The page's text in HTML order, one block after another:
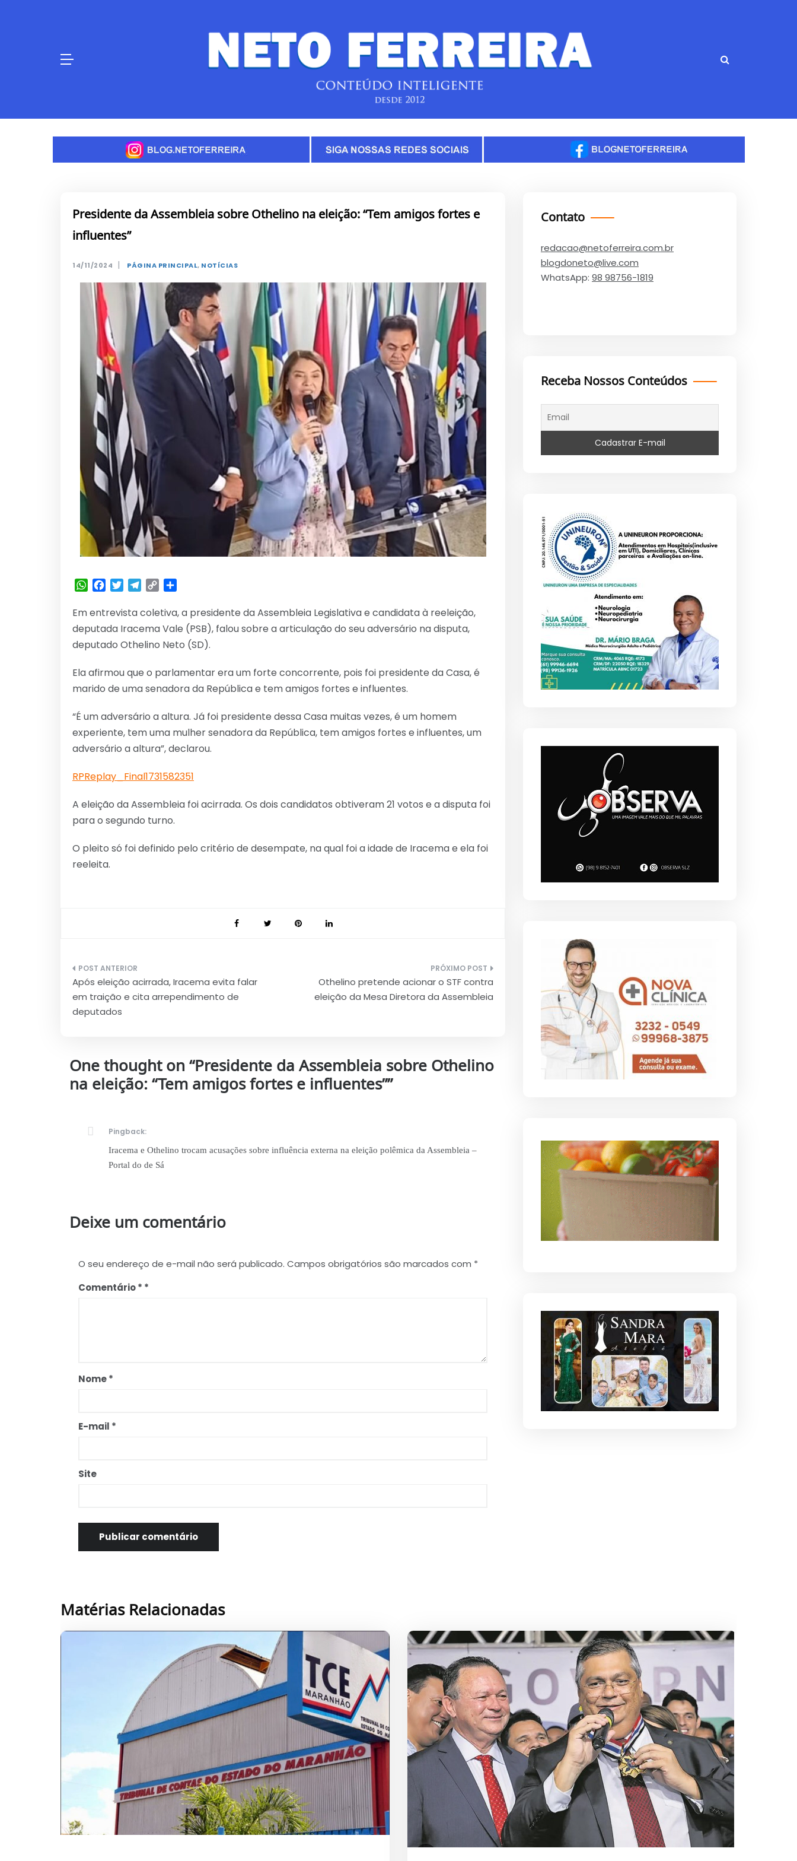
Presidente da Assembleia sobre Othelino na eleição: “Tem amigos fortes e
influentes”
14/11/2024 | PÁGINA PRINCIPAL, NOTÍCIAS
WhatsApp
Facebook
TwitterTelegram
Copy
Em entrevista coletiva, a presidente da Assembleia Legislativa e candidata à reeleição,
deputada Iracema Vale (PSB), falou sobre a articulação do seu adversário na disputa,
deputado Othelino Neto (SD).
Ela afirmou que o parlamentar era um forte concorrente, pois foi presidente da Casa, é
marido de uma senadora da República e tem amigos fortes e influentes.
“É um adversário a altura. Já foi presidente dessa Casa muitas vezes, é um homem
experiente, tem uma mulher senadora da República, tem amigos fortes e influentes, um
adversário a altura”, declarou.
RPReplay_Final1731582351
A eleição da Assembleia foi acirrada. Os dois candidatos obtiveram 21 votos e a disputa foi
para o segundo turno.
O pleito só foi definido pelo critério de desempate, na qual foi a idade de Iracema e ela foi
reeleita.
Navegação
de
Post
Após eleição acirrada, Iracema evita falar
em traição e cita arrependimento de
deputados
Othelino pretende acionar o STF contra
eleição da Mesa Diretora da Assembleia
One thought on “Presidente da Assembleia sobre Othelino
na eleição: “Tem amigos fortes e influentes””
Pingback:
Iracema e Othelino trocam acusações sobre influência externa na eleição polêmica da Assembleia –
Portal do de Sá
Deixe um comentário
O seu endereço de e-mail não será publicado. Campos obrigatórios são marcados com *
Comentário*
Nome*
E-mail *
Site
Contato
redacao@netoferreira.com.br
blogdoneto@live.com
WhatsApp: 98 98756-1819
Receba Nossos Conteúdos
Matérias Relacionadas